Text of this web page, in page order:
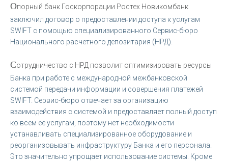
Опорный банк Госкорпорации Ростех Новикомбанк
заключил договор о предоставлении доступа к услугам
SWIFT с помощью специализированного Сервис-бюро
Национального расчетного депозитария (НРД).
Сотрудничество с НРД позволит оптимизировать ресурсы
Банка при работе с международной межбанковской
системой передачи информации и совершения платежей
SWIFT. Сервис-бюро отвечает за организацию
взаимодействия с системой и предоставляет полный доступ
ко всем ее услугам, поэтому нет необходимости
устанавливать специализированное оборудование и
реорганизовывать инфраструктуру Банка и его персонала.
Это значительно упрощает использование системы. Кроме